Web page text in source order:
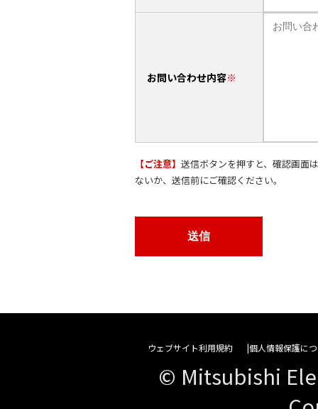
お問い合わせ内容
【ご注意】 送信ボタンを押すと、確認画面
ないか、送信前にご確認ください。
ウェブサイト利用規約 個人情報保護に
© Mitsubishi